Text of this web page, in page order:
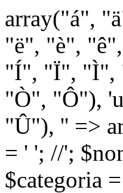
array("á",
"ë", "è",
"Í", "Ï", "Ì",
"Ò", "Ô"),
"Û"), '' =>
= ' '; //';
$categoria